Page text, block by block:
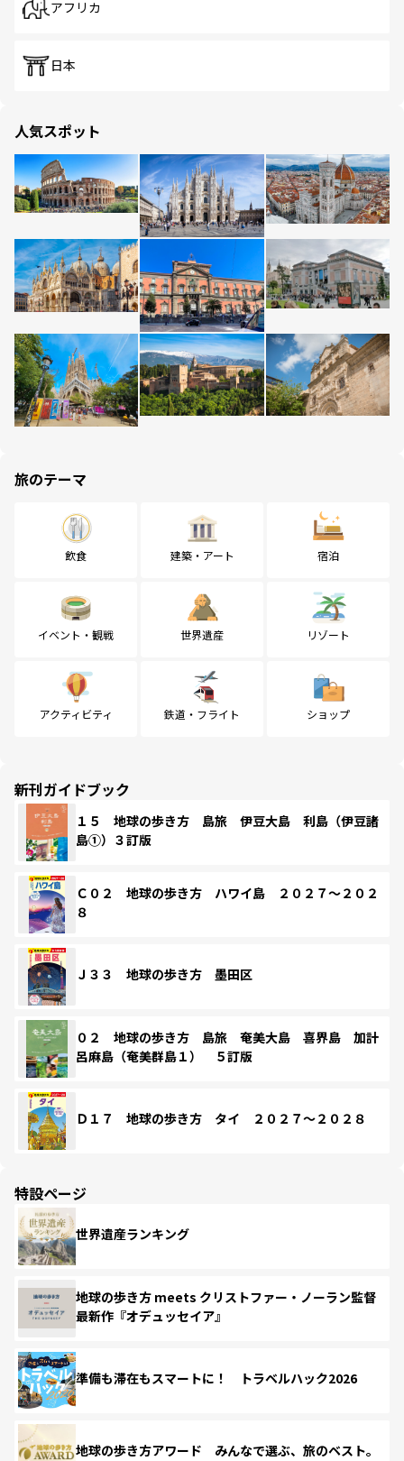
アフリカ
日本
人気スポット
旅のテーマ
飲食 建築・アート 宿泊
イベント・観戦 世界遺産 リゾート
アクティビティ 鉄道・フライト ショップ
新刊ガイドブック
１５ 地球の歩き方 島旅 伊豆大島 利島（伊豆諸
島①）３訂版
Ｃ０２ 地球の歩き方 ハワイ島 ２０２７～２０２
８
Ｊ３３ 地球の歩き方 墨田区
０２ 地球の歩き方 島旅 奄美大島 喜界島 加計
呂麻島（奄美群島１） ５訂版
Ｄ１７ 地球の歩き方 タイ ２０２７～２０２８
特設ページ
世界遺産ランキング
地球の歩き方 meets クリストファー・ノーラン監督
最新作『オデュッセイア』
準備も滞在もスマートに！ トラベルハック2026
地球の歩き方アワード みんなで選ぶ、旅のベスト。